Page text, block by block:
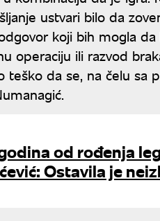
ustvari bilo da
koji bih mogla
operaciju ili razvod
teško da se, na čelu sa
od rođenja
Ostavila je